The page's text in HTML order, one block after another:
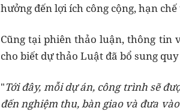
hưởng đến lợi ích công cộng, hạn
Cũng tại phiên thảo luận, thông tin
cho biết dự thảo Luật đã bổ sung
"Tới đây, mỗi dự án, công trình sẽ
đến nghiệm thu, bàn giao và đưa